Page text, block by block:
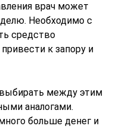
врач может
Необходимо с
средство
к запору и
между этим
аналогами.
больше денег и